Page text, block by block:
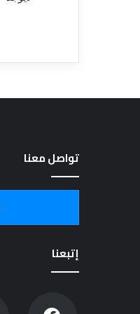
تواصل معنا
إتبعنا